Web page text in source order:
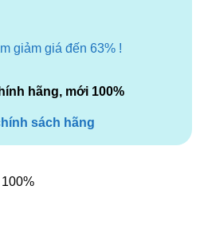
giảm giá đến 63% !
hãng, mới 100%
sách hãng